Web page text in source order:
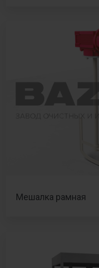
Мешалка рамная